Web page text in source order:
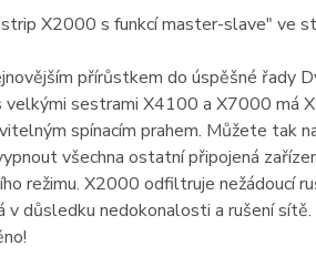
X2000 s funkcí master-slave" ve
přírůstkem do úspěšné řady
velkými sestrami X4100 a X7000 má
spínacím prahem. Můžete tak
všechna ostatní připojená
režimu. X2000 odfiltruje nežádoucí
v důsledku nedokonalosti a rušení